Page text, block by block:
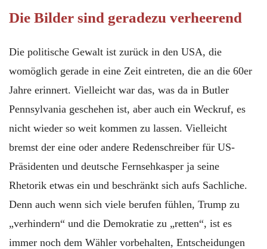
Die Bilder sind geradezu verheerend
Die politische Gewalt ist zurück in den USA, die
womöglich gerade in eine Zeit eintreten, die an die 60er
Jahre erinnert. Vielleicht war das, was da in Butler
Pennsylvania geschehen ist, aber auch ein Weckruf, es
nicht wieder so weit kommen zu lassen. Vielleicht
bremst der eine oder andere Redenschreiber für US-
Präsidenten und deutsche Fernsehkasper ja seine
Rhetorik etwas ein und beschränkt sich aufs Sachliche.
Denn auch wenn sich viele berufen fühlen, Trump zu
„verhindern“ und die Demokratie zu „retten“, ist es
immer noch dem Wähler vorbehalten, Entscheidungen